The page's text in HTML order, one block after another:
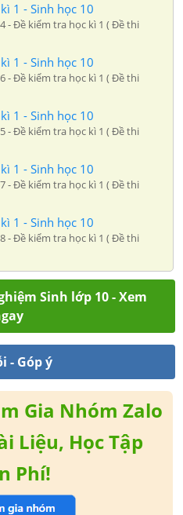
1 - Sinh học 10
- Đề kiểm tra học kì 1 ( Đề thi
1 - Sinh học 10
- Đề kiểm tra học kì 1 ( Đề thi
1 - Sinh học 10
- Đề kiểm tra học kì 1 ( Đề thi
1 - Sinh học 10
- Đề kiểm tra học kì 1 ( Đề thi
1 - Sinh học 10
- Đề kiểm tra học kì 1 ( Đề thi
Sinh lớp 10 - Xem
- Góp ý
Gia Nhóm Zalo
Liệu, Học Tập
Phí!